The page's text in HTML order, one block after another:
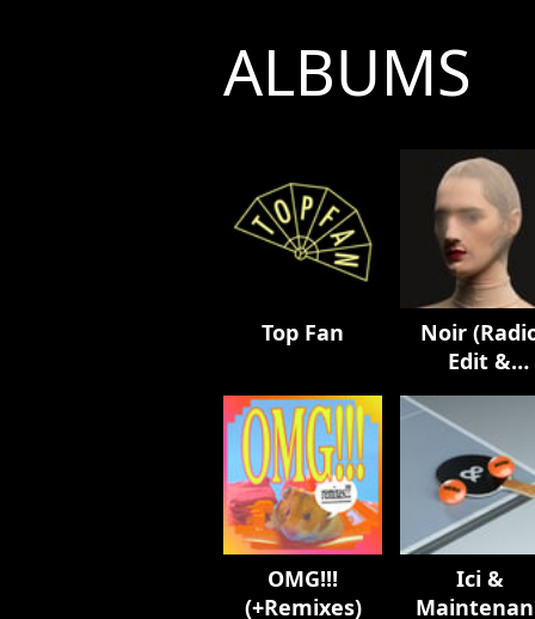
ALBUMS
Top Fan
Noir
Edit &
Remixes)
OMG!!!
(+Remixes)
Ici &